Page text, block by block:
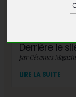
Derrière le
LIRE LA SUITE